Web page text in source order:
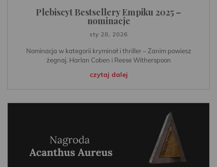
Plebiscyt Bestsellery Empiku 2025 –
nominacje
sty 28, 2026
Nominacja w kategorii kryminał i thriller – Zanim powiesz
żegnaj. Harlan Coben i Reese Witherspoon
czytaj dalej